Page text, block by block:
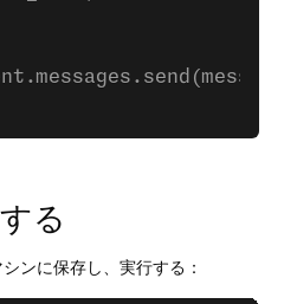
る
ンに保存し、実行する：